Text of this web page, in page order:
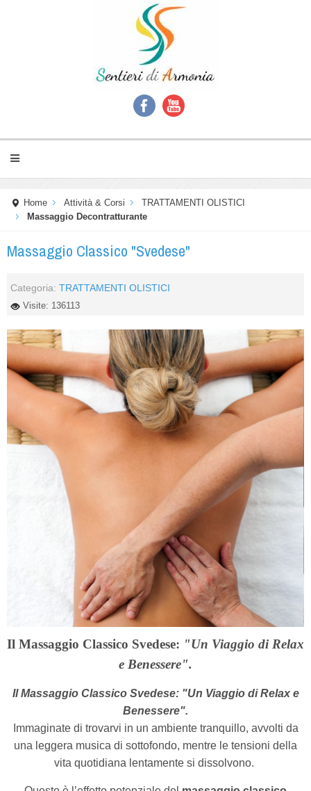
Home Attività & Corsi
TRATTAMENTI OLISTICI
Massaggio Decontratturante
Massaggio Classico "Svedese"
Categoria: TRATTAMENTI OLISTICI
Visite: 136113
Il Massaggio Classico Svedese: "Un Viaggio di Relax
e Benessere".
Il Massaggio Classico Svedese: "Un Viaggio di Relax e
Benessere".
Immaginate di trovarvi in un ambiente tranquillo, avvolti da
una leggera musica di sottofondo, mentre le tensioni della
vita quotidiana lentamente si dissolvono.